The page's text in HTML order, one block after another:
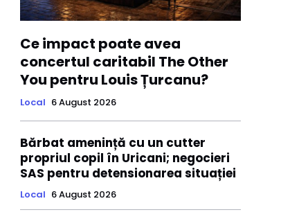
Ce impact poate avea
concertul caritabil The Other
You pentru Louis Țurcanu?
Local 6 August 2026
Bărbat amenință cu un cutter
propriul copil în Uricani; negocieri
SAS pentru detensionarea situației
Local 6 August 2026